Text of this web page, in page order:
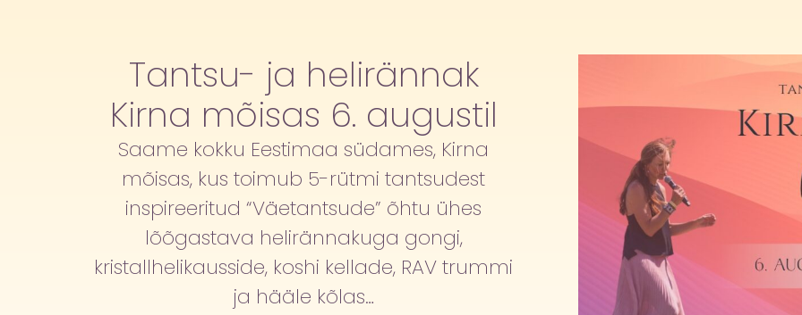
Tantsu- ja helirännak
Kirna mõisas 6. augustil
Saame kokku Eestimaa südames, Kirna
mõisas, kus toimub 5-rütmi tantsudest
inspireeritud “Väetantsude” õhtu ühes
lõõgastava helirännakuga gongi,
kristallhelikausside, koshi kellade, RAV trummi
ja hääle kõlas…